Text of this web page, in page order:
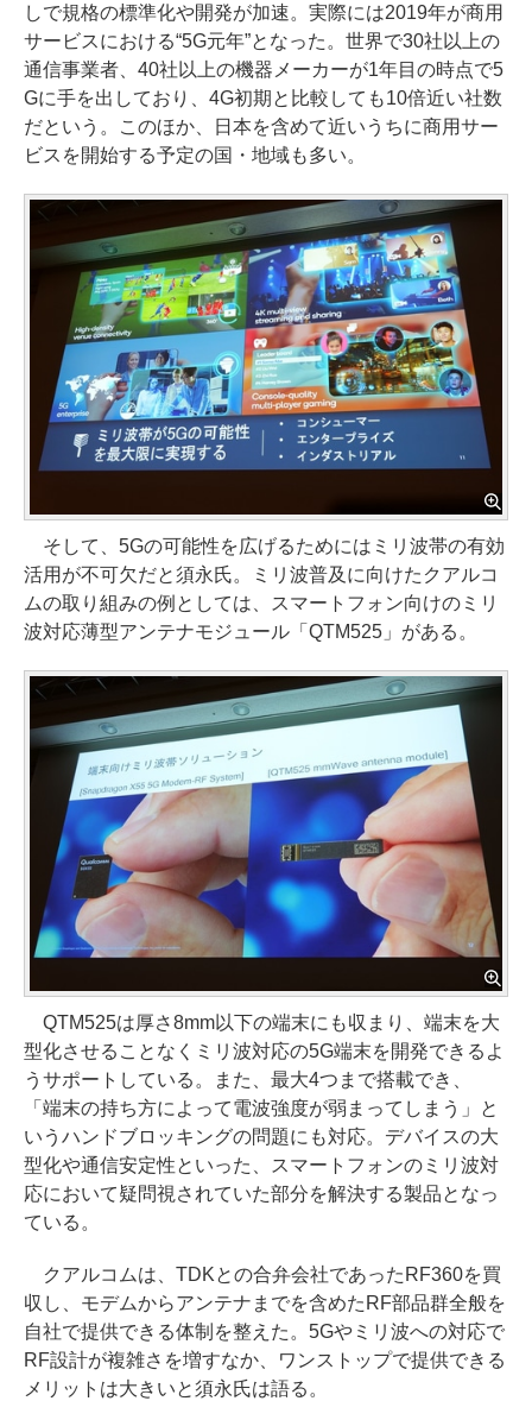
しで規格の標準化や開発が加速。実際には2019年が商用
サービスにおける“5G元年”となった。世界で30社以上の
通信事業者、40社以上の機器メーカーが1年目の時点で5
Gに手を出しており、4G初期と比較しても10倍近い社数
だという。このほか、日本を含めて近いうちに商用サー
ビスを開始する予定の国・地域も多い。
そして、5Gの可能性を広げるためにはミリ波帯の有効
活用が不可欠だと須永氏。ミリ波普及に向けたクアルコ
ムの取り組みの例としては、スマートフォン向けのミリ
波対応薄型アンテナモジュール「QTM525」がある。
QTM525は厚さ8mm以下の端末にも収まり、端末を大
型化させることなくミリ波対応の5G端末を開発できるよ
うサポートしている。また、最大4つまで搭載でき、
「端末の持ち方によって電波強度が弱まってしまう」と
いうハンドブロッキングの問題にも対応。デバイスの大
型化や通信安定性といった、スマートフォンのミリ波対
応において疑問視されていた部分を解決する製品となっ
ている。
クアルコムは、TDKとの合弁会社であったRF360を買
収し、モデムからアンテナまでを含めたRF部品群全般を
自社で提供できる体制を整えた。5Gやミリ波への対応で
RF設計が複雑さを増すなか、ワンストップで提供できる
メリットは大きいと須永氏は語る。